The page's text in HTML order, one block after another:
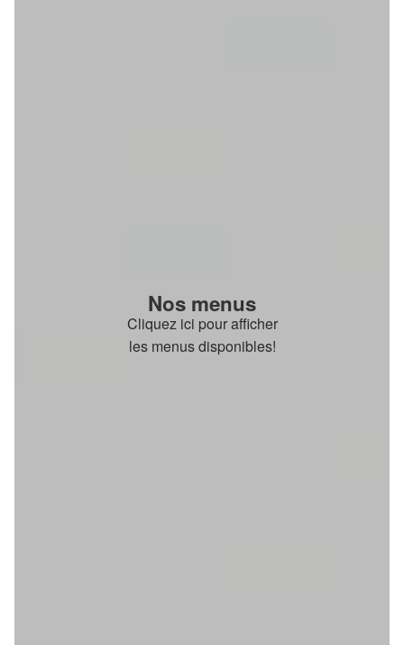
Nos menus
Cliquez ici pour afficher
les menus disponibles!